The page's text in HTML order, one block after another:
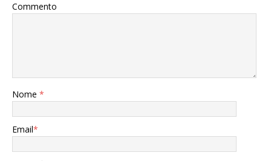
Commento
Nome *
Email*